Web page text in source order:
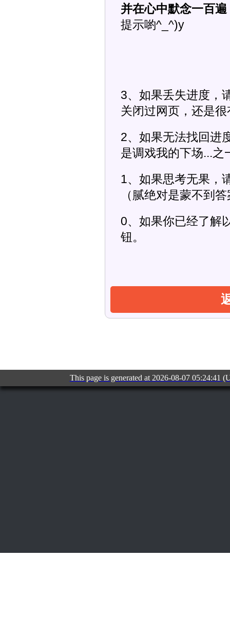
并在心中默念一百遍
提示喲^_^)y
3、如果丢失进度，
关闭过网页，还是
2、如果无法找回进
是调戏我的下场...之
1、如果思考无果，
（腻绝对是蒙不到
0、如果你已经了解
钮。
This page is generated at 2026-08-07